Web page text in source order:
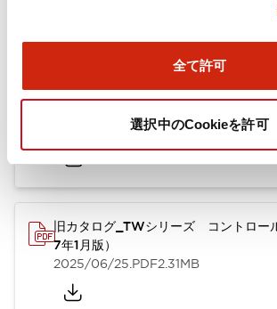
全て許可
選択中のCookieを許可
TWシリーズ コントロールユニット
.PDF1.65MB
旧カタログ_TWシリーズ コントロー
7年1月版）
2025/06/25.PDF2.31MB